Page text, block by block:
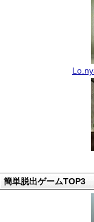
簡単脱出ゲームTOP3